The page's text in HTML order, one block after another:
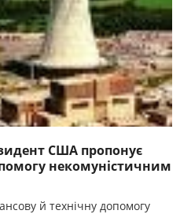
США пропонує
некомуністичним
й технічну допомогу